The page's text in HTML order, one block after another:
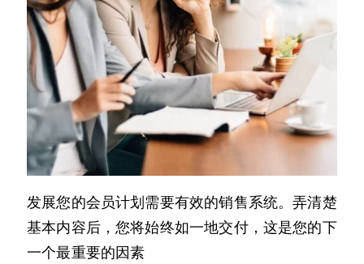
发展您的会员计划需要有效的销售系统。弄清楚
基本内容后，您将始终如一地交付，这是您的下
一个最重要的因素